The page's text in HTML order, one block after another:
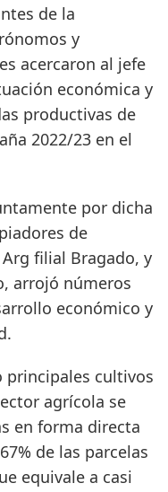
de la
y
acercaron al jefe
económica y
productivas de
2022/23 en el
por dicha
de
filial Bragado, y
arrojó números
económico y
principales cultivos
agrícola se
en forma directa
de las parcelas
equivale a casi